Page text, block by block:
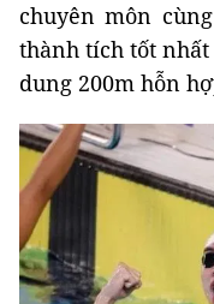
chuyên môn
thành tích tốt
dung 200m hỗn